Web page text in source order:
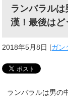
ランバラル
漢！最後はど
2018年5月8日 [ガン
ランバラルは男の